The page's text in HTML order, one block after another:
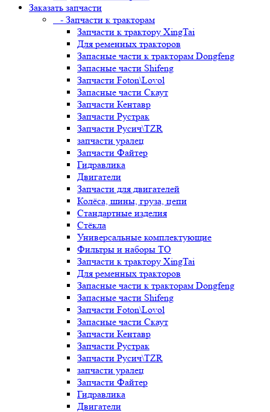
Заказать запчасти
- Запчасти к тракторам
Запчасти к трактору XingTai
Для ременных тракторов
Запасные части к тракторам Dongfeng
Запасные части Shifeng
Запчасти Foton\Lovol
Запасные части Скаут
Запчасти Кентавр
Запчасти Рустрак
Запчасти Русич\TZR
запчасти уралец
Запчасти Файтер
Гидравлика
Двигатели
Запчасти для двигателей
Колёса, шины, груза, цепи
Стандартные изделия
Стёкла
Универсальные комплектующие
Фильтры и наборы ТО
Запчасти к трактору XingTai
Для ременных тракторов
Запасные части к тракторам Dongfeng
Запасные части Shifeng
Запчасти Foton\Lovol
Запасные части Скаут
Запчасти Кентавр
Запчасти Рустрак
Запчасти Русич\TZR
запчасти уралец
Запчасти Файтер
Гидравлика
Двигатели